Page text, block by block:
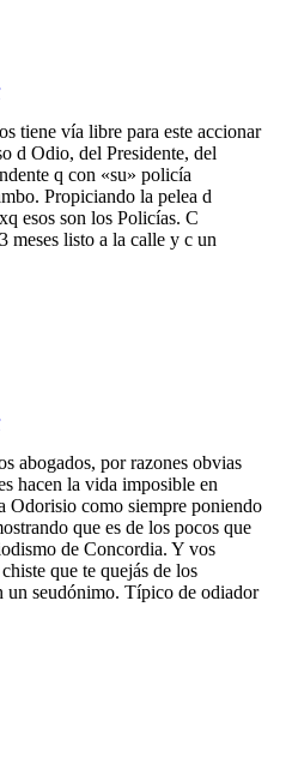
tiene vía libre para este accionar
d Odio, del Presidente, del
q con «su» policía
Propiciando la pelea d
esos son los Policías. C
meses listo a la calle y c un
abogados, por razones obvias
hacen la vida imposible en
Odorisio como siempre poniendo
que es de los pocos que
de Concordia. Y vos
que te quejás de los
un seudónimo. Típico de odiador